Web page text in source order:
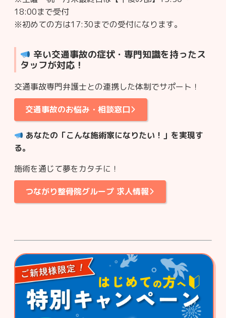
18:00まで受付
※初めての方は17:30までの受付になります。
辛い交通事故の症状・専門知識を持ったス
タッフが対応！
交通事故専門弁護士との連携した体制でサポート！
交通事故のお悩み・相談窓口
あなたの「こんな施術家になりたい！」を実現す
る。
施術を通じて夢をカタチに！
つながり整骨院グループ 求人情報